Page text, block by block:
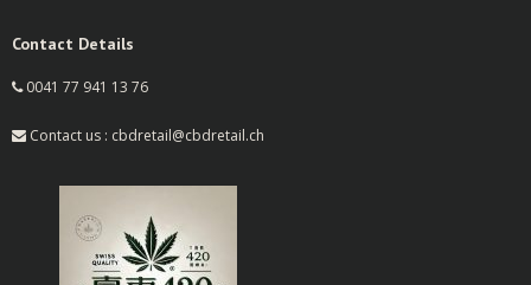
Contact Details
0041 77 941 13 76
Contact us : cbdretail@cbdretail.ch